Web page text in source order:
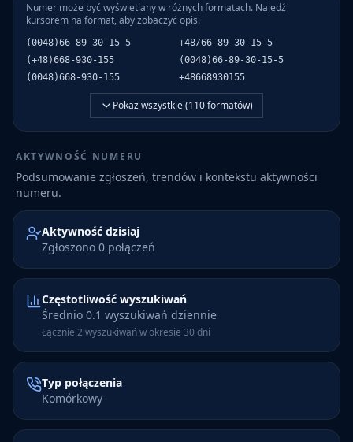
Numer może być wyświetlany w różnych formatach. Najedź
kursorem na format, aby zobaczyć opis.
(0048)66 89 30 15 5
+48/66-89-30-15-5
(+48)668-930-155
(0048)66-89-30-15-5
(0048)668-930-155
+48668930155
Pokaż wszystkie (110formatów)
AKTYWNOŚĆ NUMERU
Podsumowanie zgłoszeń, trendów i kontekstu aktywności
numeru.
Aktywność dzisiaj
Zgłoszono 0 połączeń
Częstotliwość wyszukiwań
Średnio 0.1 wyszukiwań dziennie
Łącznie 2 wyszukiwań w okresie 30 dni
Typ połączenia
Komórkowy